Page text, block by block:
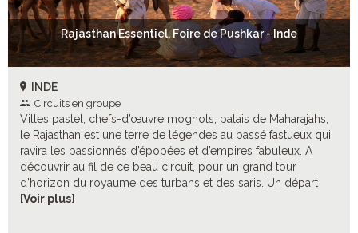
Rajasthan Essentiel, Foire de Pushkar - Inde
INDE
Circuits en groupe
Villes pastel, chefs-d’œuvre moghols, palais de Maharajahs,
le Rajasthan est une terre de légendes au passé fastueux qui
ravira les passionnés d’épopées et d’empires fabuleux. A
découvrir au fil de ce beau circuit, pour un grand tour
d’horizon du royaume des turbans et des saris. Un départ
spécialement programmé pour découvrir l’immense foire de
[Voir plus]